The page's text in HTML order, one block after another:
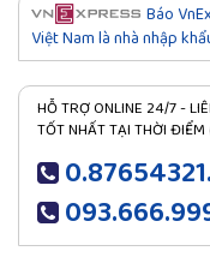
Báo
Việt Nam là nhà nhập
HỖ TRỢ ONLINE 24/7 -
TỐT NHẤT TẠI THỜI